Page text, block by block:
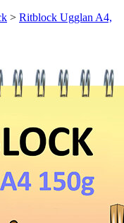
> Ritblock Ugglan A4,